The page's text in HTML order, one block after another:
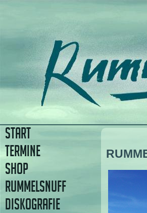
START
TERMINE
SHOP
RUMMELSNUFF
DISKOGRAFIE